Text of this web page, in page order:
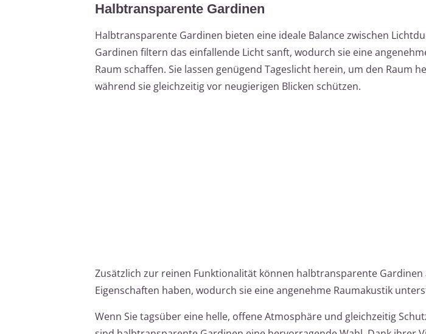
Halbtransparente Gardinen
Halbtransparente Gardinen bieten eine ideale Balance zwischen
Gardinen filtern das einfallende Licht sanft, wodurch sie eine
Raum schaffen. Sie lassen genügend Tageslicht herein, um den Raum
während sie gleichzeitig vor neugierigen Blicken schützen.
Zusätzlich zur reinen Funktionalität können halbtransparente
Eigenschaften haben, wodurch sie eine angenehme Raumakustik
Wenn Sie tagsüber eine helle, offene Atmosphäre und gleichzeitig